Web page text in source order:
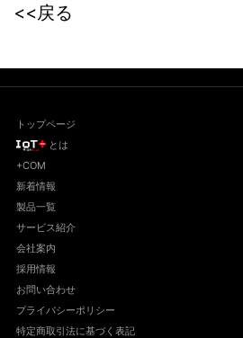
<<戻る
トップページ
とは
+COM
新着情報
製品一覧
サービス紹介
会社案内
採用情報
お問い合わせ
プライバシーポリシー
特定商取引法に基づく表記